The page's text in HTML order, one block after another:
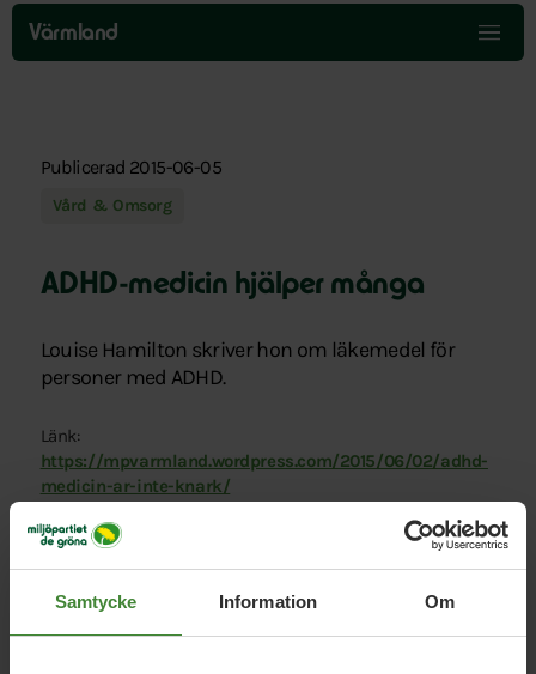
Samtycke Information Om
Hoppa
över
menyn
Värmland
Publicerad 2015-06-05
Vård & Omsorg
ADHD-medicin hjälper många
Louise Hamilton skriver hon om läkemedel för
personer med ADHD.
Länk:
https://mpvarmland.wordpress.com/2015/06/02/adhd-
medicin-ar-inte-knark/